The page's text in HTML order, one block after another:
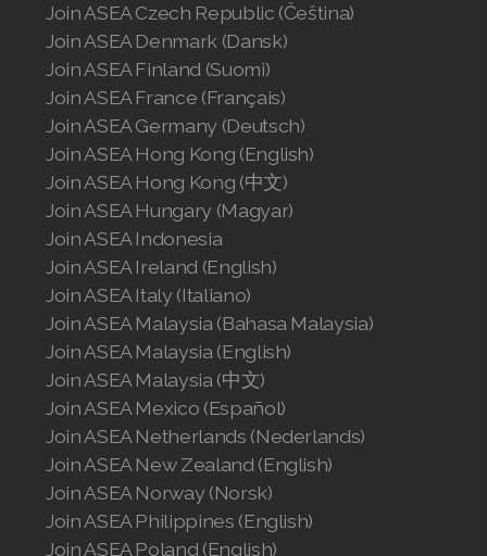
Join ASEA Czech Republic (Čeština)
Join ASEA Denmark (Dansk)
Join ASEA Finland (Suomi)
Join ASEA France (Français)
Join ASEA Germany (Deutsch)
Join ASEA Hong Kong (English)
Join ASEA Hong Kong (中文)
Join ASEA Hungary (Magyar)
Join ASEA Indonesia
Join ASEA Ireland (English)
Join ASEA Italy (Italiano)
Join ASEA Malaysia (Bahasa Malaysia)
Join ASEA Malaysia (English)
Join ASEA Malaysia (中文)
Join ASEA Mexico (Español)
Join ASEA Netherlands (Nederlands)
Join ASEA New Zealand (English)
Join ASEA Norway (Norsk)
Join ASEA Philippines (English)
Join ASEA Poland (English)